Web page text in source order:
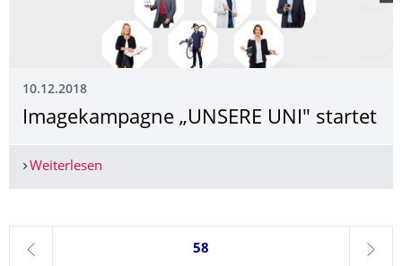
10.12.2018
Imagekampagne „UNSERE UNI" startet
Weiterlesen
zurück
Seite 58, aktuell ausgewählt
58
weiter